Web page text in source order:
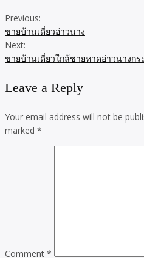
Previous:
ขายบ้านเดี่ยวอ่าวนาง
Next:
ขายบ้านเดี่ยวใกล้ชายหาดอ่าวนางกร
Leave a Reply
Your email address will not be
marked *
Comment *